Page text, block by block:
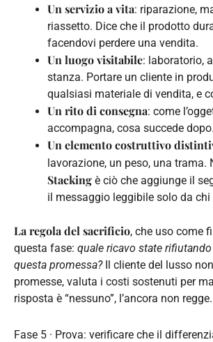
Un servizio a vita: riparazione,
riassetto. Dice che il prodotto
facendovi perdere una vendita.
Un luogo visitabile: laboratorio,
stanza. Portare un cliente in
qualsiasi materiale di vendita, e
Un rito di consegna: come
accompagna, cosa succede dopo.
Un elemento costruttivo
lavorazione, un peso, una trama.
Stacking è ciò che aggiunge il
il messaggio leggibile solo da
La regola del sacrificio, che uso come
questa fase: quale ricavo state
questa promessa?Il cliente del lusso
promesse, valuta i costi sostenuti per
risposta è “nessuno”, l’ancora non regge.
Fase 5 · Prova: verificare che il